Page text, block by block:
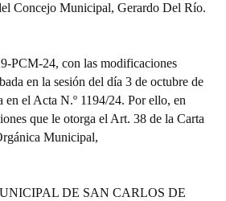
- Registro
Registro
Concejo Municipal, Gerardo Del Río.
PCM-24, con las modificaciones
en la sesión del día 3 de octubre de
en el Acta N.º 1194/24. Por ello, en
que le otorga el Art. 38 de la Carta
Municipal,
DE SAN CARLOS DE